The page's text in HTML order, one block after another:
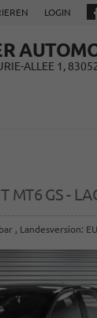
LOGIN
ALLEE 1,
MT6 GS -
, Landesversion: